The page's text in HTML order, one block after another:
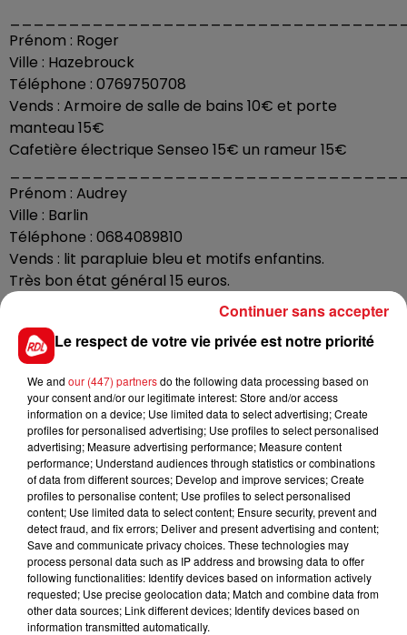
Prénom : Roger
Ville : Hazebrouck
Téléphone : 0769750708
Vends : Armoire de salle de bains 10€ et porte
manteau 15€
Cafetière électrique Senseo 15€ un rameur 15€
Prénom : Audrey
Ville : Barlin
Téléphone : 0684089810
Vends : lit parapluie bleu et motifs enfantins.
Très bon état général 15 euros.
Prénom : Denis
Ville : Merville
Téléphone : 0682075826
Vends : très belle veste homme tricot DUGER XXL, bleu
marine,
très chaude, 20€, portée 2/3 fois, fermeture puis 2
poches
Prénom : Jocelyne
Ville : Bollezeele
Téléphone : 0619827111
Vends : mobil-home à Bollezeele 3 chambres salle de
bain wc séparés
abri de jardin balcon emplacement calme 20000 € à
Le respect de votre vie privée est notre priorité
We and our (447) partnersdo the following data processing based on
your consent and/or our legitimate interest: Store and/or access
information on a device; Use limited data to select advertising; Create
profiles for personalised advertising; Use profiles to select personalised
advertising; Measure advertising performance; Measure content
performance; Understand audiences through statistics or combinations
of data from different sources; Develop and improve services; Create
profiles to personalise content; Use profiles to select personalised
content; Use limited data to select content; Ensure security, prevent and
detect fraud, and fix errors; Deliver and present advertising and content;
Save and communicate privacy choices. These technologies may
process personal data such as IP address and browsing data to offer
following functionalities: Identify devices based on information actively
requested; Use precise geolocation data; Match and combine data from
other data sources; Link different devices; Identify devices based on
information transmitted automatically.
Continuer sans accepter